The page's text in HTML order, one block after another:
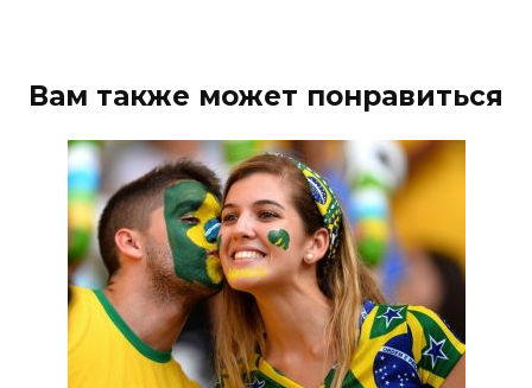
Вам также может понравиться